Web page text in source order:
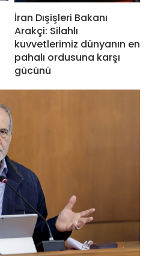
İran Dışişleri Bakanı
Arakçi: Silahlı
kuvvetlerimiz dünyanın en
pahalı ordusuna karşı
gücünü